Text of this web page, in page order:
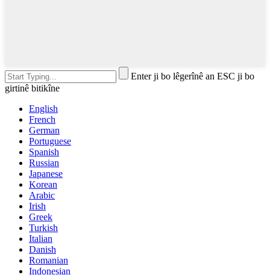
Enter ji bo lêgerînê an ESC ji bo
girtinê bitikîne
English
French
German
Portuguese
Spanish
Russian
Japanese
Korean
Arabic
Irish
Greek
Turkish
Italian
Danish
Romanian
Indonesian